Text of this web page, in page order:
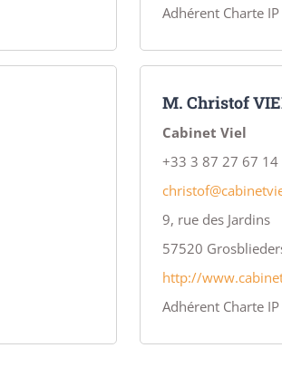
Adhérent Charte
M. Christof
Cabinet Viel
+33 3 87 27 67 14
9, rue des Jardins
57520
http://
Adhérent Charte